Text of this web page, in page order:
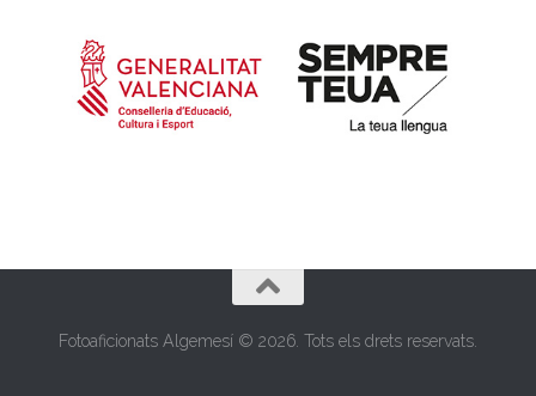
Fotoaficionats Algemesí © 2026. Tots els drets reservats.